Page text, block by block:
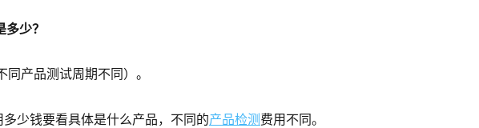
多少？
同产品测试周期不同）。
多少钱要看具体是什么产品，不同的产品检测 费用不同。